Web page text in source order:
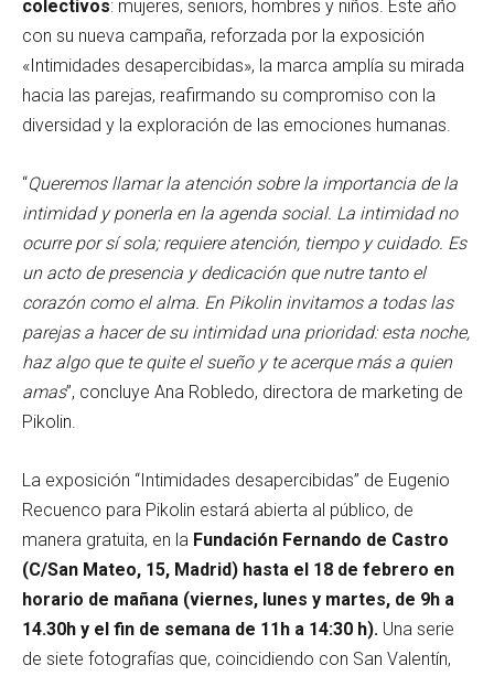
colectivos: mujeres, seniors, hombres y niños. Este año
con su nueva campaña, reforzada por la exposición
«Intimidades desapercibidas», la marca amplía su mirada
hacia las parejas, reafirmando su compromiso con la
diversidad y la exploración de las emociones humanas.
“Queremos llamar la atención sobre la importancia de la
intimidad y ponerla en la agenda social. La intimidad no
ocurre por sí sola; requiere atención, tiempo y cuidado. Es
un acto de presencia y dedicación que nutre tanto el
corazón como el alma. En Pikolin invitamos a todas las
parejas a hacer de su intimidad una prioridad: esta noche,
haz algo que te quite el sueño y te acerque más a quien
amas”, concluye Ana Robledo, directora de marketing de
Pikolin.
La exposición “Intimidades desapercibidas” de Eugenio
Recuenco para Pikolin estará abierta al público, de
manera gratuita, en la Fundación Fernando de Castro
(C/San Mateo, 15, Madrid) hasta el 18 de febrero en
horario de mañana (viernes, lunes y martes, de 9h a
14.30h y el fin de semana de 11h a 14:30 h). Una serie
de siete fotografías que, coincidiendo con San Valentín,